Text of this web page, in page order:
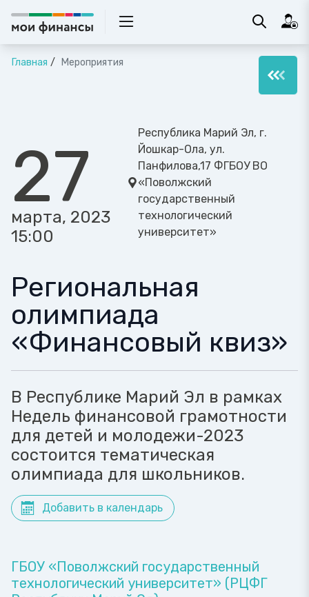
Главная Мероприятия
27
марта, 2023
15:00
Республика Марий Эл, г.
Йошкар-Ола, ул.
Панфилова,17 ФГБОУ ВО
«Поволжский
государственный
технологический
университет»
Региональная
олимпиада
«Финансовый квиз»
В Республике Марий Эл в рамках
Недель финансовой грамотности
для детей и молодежи-2023
состоится тематическая
олимпиада для школьников.
Добавить в календарь
ГБОУ «Поволжский государственный
технологический университет» (РЦФГ